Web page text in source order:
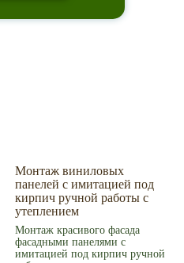
Монтаж виниловых
панелей с имитацией под
кирпич ручной работы с
утеплением
Монтаж красивого фасада
фасадными панелями с
имитацией под кирпич ручной